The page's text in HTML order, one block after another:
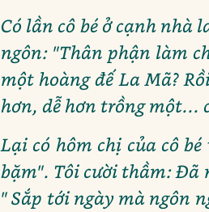
Có lần cô bé ở cạnh nhà
ngôn: "Thân phận làm
một hoàng đế La Mã?
hơn, dễ hơn trồng một...
Lại có hôm chị của cô
bặm". Tôi cười thầm: Đã
" Sắp tới ngày mà ngôn